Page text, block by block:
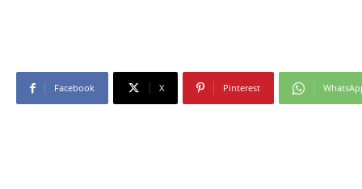
Facebook X Pinterest